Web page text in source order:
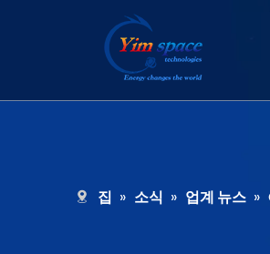
집 » 소식 » 업계 뉴스 »